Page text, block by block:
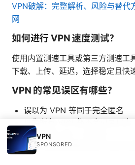
VPN破解：完整解析、风险与替代
网
如何进行 VPN 速度测试？
使用内置测速工具或第三方测速工
下载、上传、延迟，选择稳定且快
VPN 的常见误区有哪些？
误以为 VPN 等同于完全匿名
以为所有 VPN 都不会记录日志
以为免费 VPN 一定安全
以为切换服务器就能永久解决地
VPN
SPONSORED